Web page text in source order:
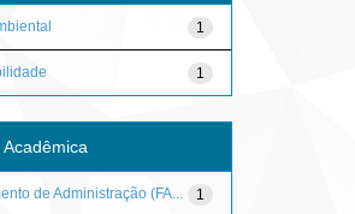
1
1
1
de Administração (FA...